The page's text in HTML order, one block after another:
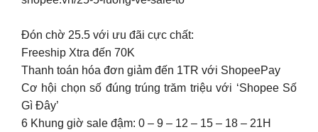
Đón chờ 25.5 với ưu đãi cực chất:
Freeship Xtra đến 70K
Thanh toán hóa đơn giảm đến 1TR với ShopeePay
Cơ hội chọn số đúng trúng trăm triệu với ‘Shopee Số
Gì Đây’
6 Khung giờ sale đậm: 0 – 9 – 12 – 15 – 18 – 21H